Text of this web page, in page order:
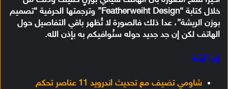
خلال كتابة “Featherweiht Design” وترجمتها الحرفية “تصميم
بوزن الريشة”، عدا ذلك فالصورة لا تُظهر باقي التفاصيل حول
الهاتف لكن إن جد جديد حوله سنُوافيكم به بإذن الله.
إقرأ أيضًا
شاومي تضيف مع تحديث اندرويد 11 عناصر تحكم